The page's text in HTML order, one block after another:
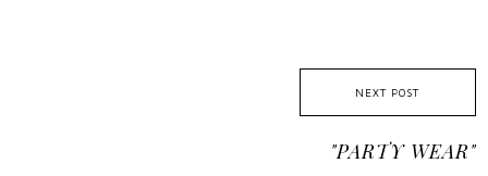
NEXT POST
"PARTY WEAR"